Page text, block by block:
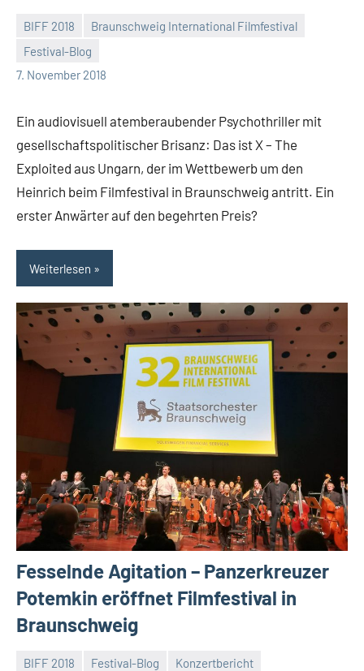
BIFF 2018
Braunschweig International Filmfestival
Festival-Blog
7. November 2018
Mike
Rumpf
Keine
Kommentare
Ein audiovisuell atemberaubender Psychothriller mit
gesellschaftspolitischer Brisanz: Das ist X – The
Exploited aus Ungarn, der im Wettbewerb um den
Heinrich beim Filmfestival in Braunschweig antritt. Ein
erster Anwärter auf den begehrten Preis?
Weiterlesen
Fesselnde Agitation – Panzerkreuzer
Potemkin eröffnet Filmfestival in
Braunschweig
BIFF 2018 Festival-Blog
Konzertbericht